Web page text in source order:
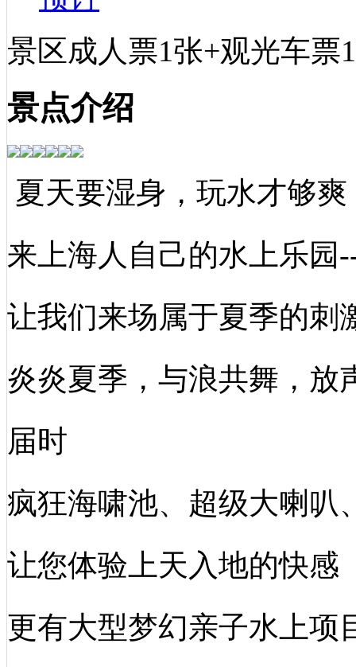
景区成人票1张+观光车票
景点介绍
夏天要湿身，玩水才够爽
来上海人自己的水上乐园
让我们来场属于夏季的刺
炎炎夏季，与浪共舞，放
届时
疯狂海啸池、超级大喇叭
让您体验上天入地的快感
更有大型梦幻亲子水上项